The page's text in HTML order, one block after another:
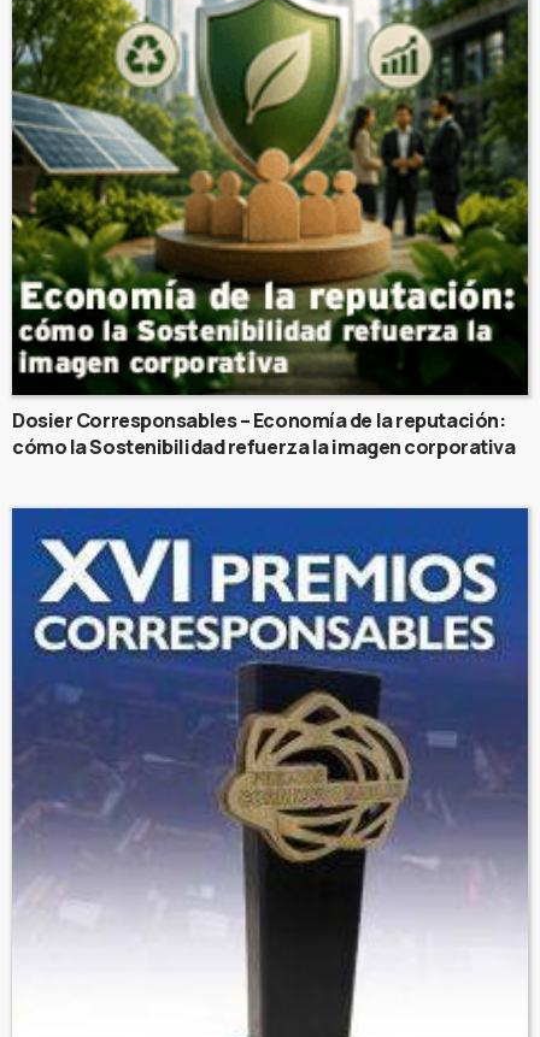
Dosier Corresponsables – Economía de la reputación:
cómo la Sostenibilidad refuerza la imagen corporativa